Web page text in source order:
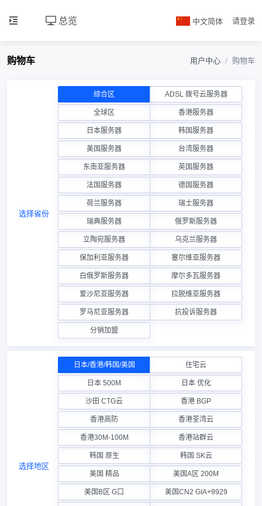
总览 中文简体 请登录
购物车 用户中心 购物车
选择省份
综合区 ADSL 拨号云服务器
全球区 香港服务器
日本服务器 韩国服务器
美国服务器 台湾服务器
东南亚服务器 英国服务器
法国服务器 德国服务器
荷兰服务器 瑞士服务器
瑞典服务器 俄罗斯服务器
立陶宛服务器 乌克兰服务器
保加利亚服务器 塞尔维亚服务器
白俄罗斯服务器 摩尔多瓦服务器
爱沙尼亚服务器 拉脱维亚服务器
罗马尼亚服务器 抗投诉服务器
分销加盟
选择地区
日本/香港/韩国/美国 住宅云
日本 500M 日本 优化
沙田 CTG云 香港 BGP
香港高防 香港荃湾云
香港30M-100M 香港站群云
韩国 原生 韩国 SK云
美国 精品 美国A区 200M
美国B区 G口 美国CN2 GIA+9929